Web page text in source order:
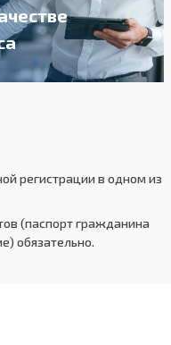
регистрации в одном из
(паспорт гражданина
обязательно.